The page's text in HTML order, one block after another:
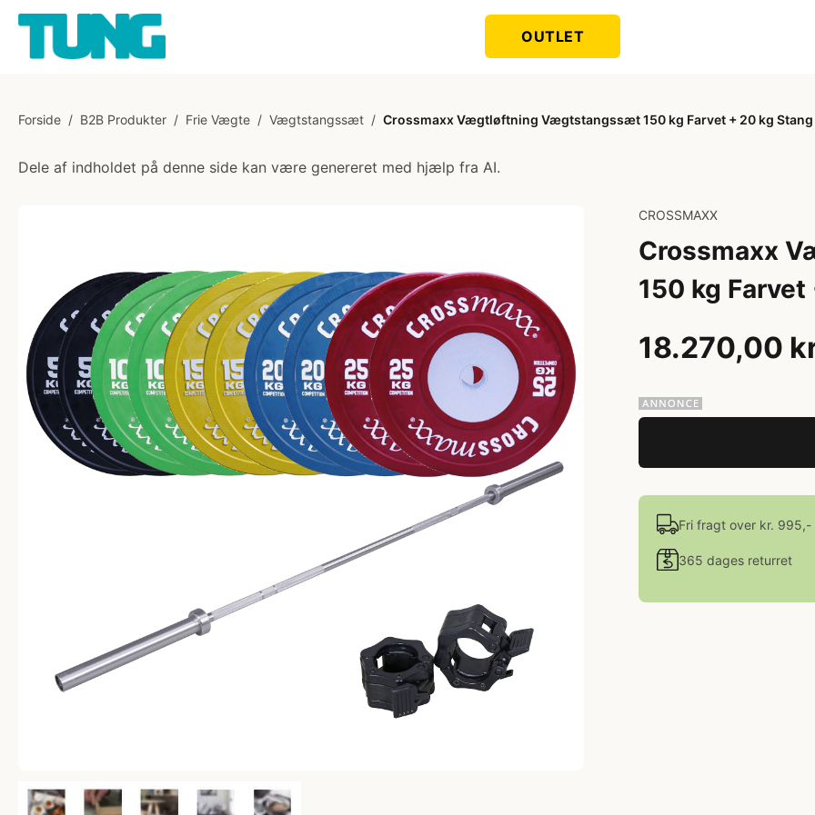
OUTLET
Forside / B2B Produkter / Frie Vægte / Vægtstangssæt / Crossmaxx Vægtløftning Vægtstangssæt 150 kg Farvet + 20 kg Stang
Dele af indholdet på denne side kan være genereret med hjælp fra AI.
CROSSMAXX
Crossmaxx
150 kg
18.270,00
Fri fragt over kr. 995,-
365 dages returret